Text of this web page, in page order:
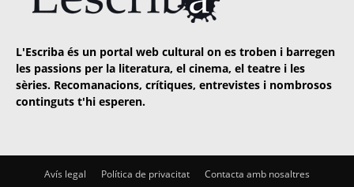
L'Escriba és un portal web cultural on es troben i barregen
les passions per la literatura, el cinema, el teatre i les
sèries. Recomanacions, crítiques, entrevistes i nombrosos
continguts t'hi esperen.
Avís legal Política de privacitat Contacta amb nosaltres